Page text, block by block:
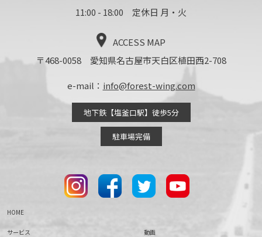
11:00 - 18:00 定休日 月・火
ACCESS MAP
〒468-0058 愛知県名古屋市天白区植田西2-708
e-mail： info@forest-wing.com
地下鉄【塩釜口駅】徒歩5分
駐車場完備
HOME
サービス
動画